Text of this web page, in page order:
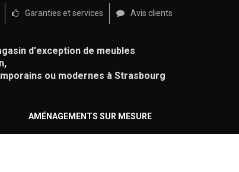
Garanties et services Avis clients
d'exception de meubles
ou modernes à Strasbourg
AMÉNAGEMENTS SUR MESURE